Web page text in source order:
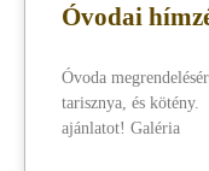
Óvodai
Óvoda
tarisznya, és kötény.
ajánlatot! Galéria